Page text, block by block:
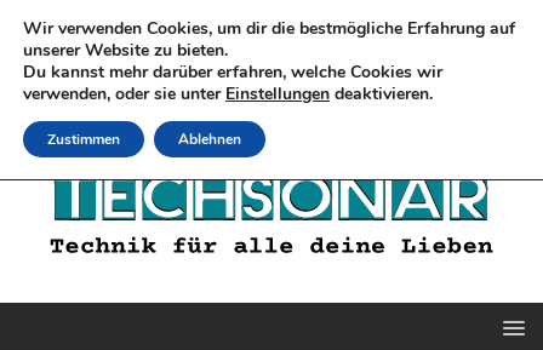
Wir verwenden Cookies, um dir die bestmögliche Erfahrung auf
unserer Website zu bieten.
Du kannst mehr darüber erfahren, welche Cookies wir
verwenden, oder sie unter Einstellungen deaktivieren.
Zustimmen Ablehnen